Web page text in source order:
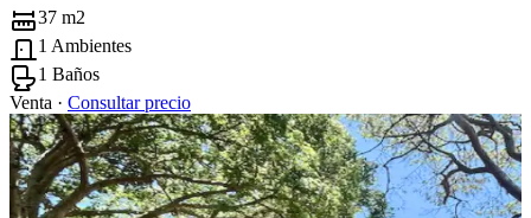
37 m2
1 Ambientes
1 Baños
Venta · Consultar precio